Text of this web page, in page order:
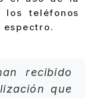
teléfonos
espectro.
recibido
que